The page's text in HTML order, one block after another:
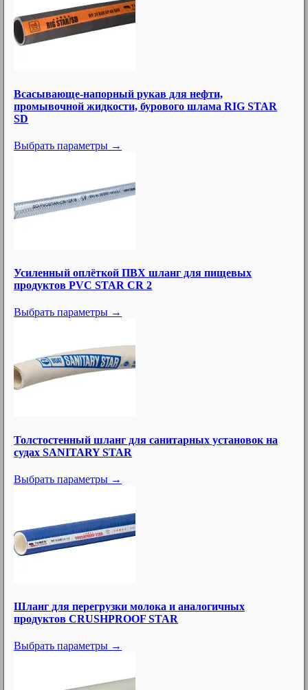
Всасывающе-напорный рукав для нефти,
промывочной жидкости, бурового шлама RIG STAR
SD
Выбрать параметры →
Усиленный оплёткой ПВХ шланг для пищевых
продуктов PVC STAR CR 2
Выбрать параметры →
Толстостенный шланг для санитарных установок на
судах SANITARY STAR
Выбрать параметры →
Шланг для перегрузки молока и аналогичных
продуктов CRUSHPROOF STAR
Выбрать параметры →